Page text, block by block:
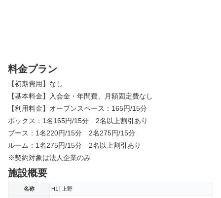
料金プラン
【初期費用】なし
【基本料金】入会金・年間費、月額固定費なし
【利用料金】オープンスペース：165円/15分
ボックス：1名165円/15分 2名以上割引あり
ブース：1名220円/15分 2名275円/15分
ルーム：1名275円/15分 2名以上割引あり
※契約対象は法人企業のみ
施設概要
名称 H1T上野